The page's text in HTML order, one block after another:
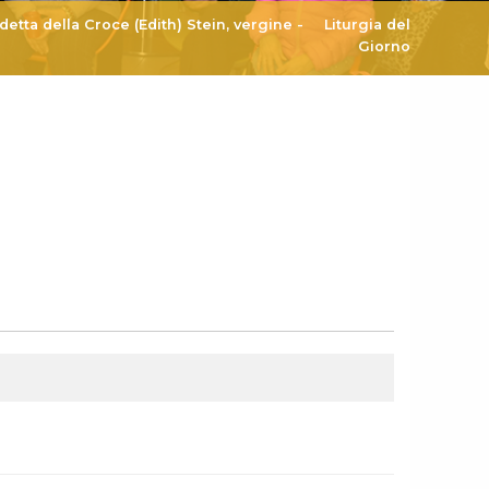
della Croce (Edith) Stein, vergine -
Liturgia del
Giorno